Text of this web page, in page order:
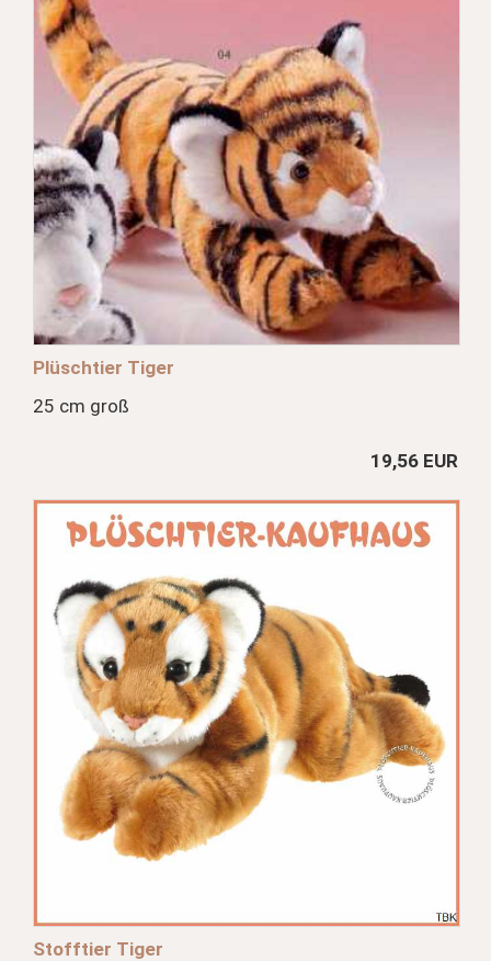
Plüschtier Tiger
25 cm groß
19,56 EUR
Stofftier Tiger